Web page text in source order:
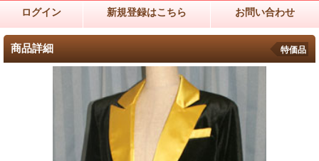
ログイン 新規登録はこちら お問い合わせ
商品詳細 特価品